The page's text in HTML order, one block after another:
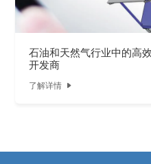
石油和天然气行业中的高
开发商
了解详情 